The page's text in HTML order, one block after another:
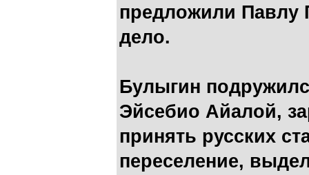
предложили Павлу
дело.
Булыгин
Эйсебио Айалой,
принять русских
переселение,